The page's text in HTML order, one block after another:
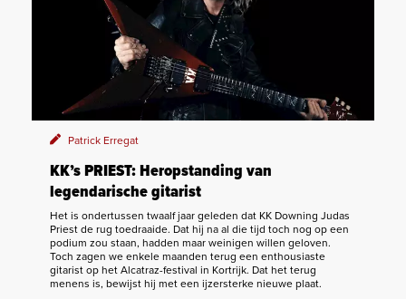
Patrick Erregat
KK’s PRIEST: Heropstanding van
legendarische gitarist
Het is ondertussen twaalf jaar geleden dat KK Downing Judas
Priest de rug toedraaide. Dat hij na al die tijd toch nog op een
podium zou staan, hadden maar weinigen willen geloven.
Toch zagen we enkele maanden terug een enthousiaste
gitarist op het Alcatraz-festival in Kortrijk. Dat het terug
menens is, bewijst hij met een ijzersterke nieuwe plaat.